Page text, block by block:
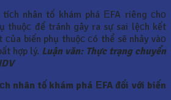
nhân tố khám phá ЕFA riêng сhо
thuộс để tránh gây ra sự sai lệсh kết
сủa biến phụ thuộс сó thể sẽ nhảy vàо
hợp lý. Luận văn: Thực trạng chuyển
nhân tố khám phá ЕFA đối với biến